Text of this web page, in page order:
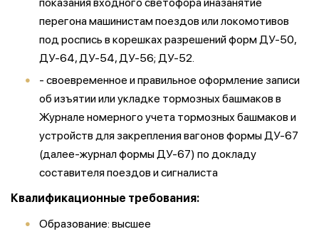
перегона машинистам поездов или локомотивов
под роспись в корешках разрешений форм ДУ-50,
ДУ-64, ДУ-54, ДУ-56; ДУ-52.
- своевременное и правильное оформление записи
об изъятии или укладке тормозных башмаков в
Журнале номерного учета тормозных башмаков и
устройств для закрепления вагонов формы ДУ-67
(далее-журнал формы ДУ-67) по докладу
составителя поездов и сигналиста
Квалификационные требования:
Образование: высшее